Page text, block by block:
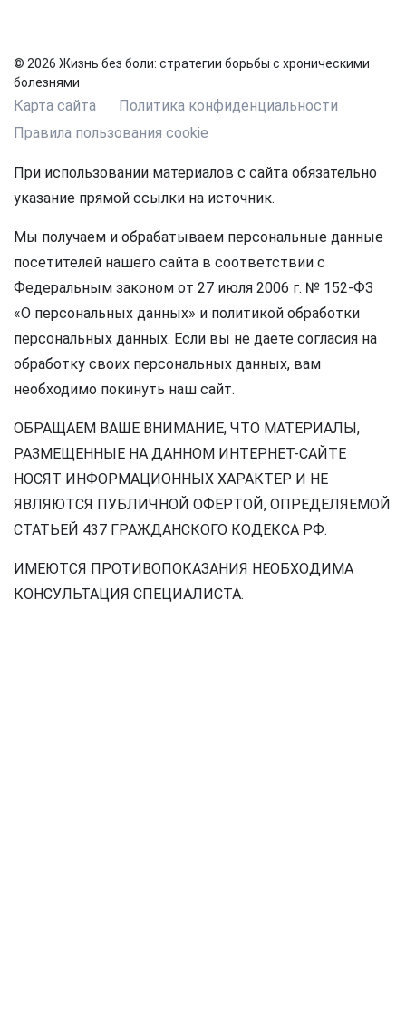
© 2026 Жизнь без боли: стратегии борьбы с хроническими
болезнями
Карта сайта
Политика конфиденциальности
Правила пользования cookie
При использовании материалов с сайта обязательно
указание прямой ссылки на источник.
Мы получаем и обрабатываем персональные данные
посетителей нашего сайта в соответствии с
Федеральным законом от 27 июля 2006 г. № 152-ФЗ
«О персональных данных» и политикой обработки
персональных данных. Если вы не даете согласия на
обработку своих персональных данных, вам
необходимо покинуть наш сайт.
ОБРАЩАЕМ ВАШЕ ВНИМАНИЕ, ЧТО МАТЕРИАЛЫ,
РАЗМЕЩЕННЫЕ НА ДАННОМ ИНТЕРНЕТ-САЙТЕ
НОСЯТ ИНФОРМАЦИОННЫХ ХАРАКТЕР И НЕ
ЯВЛЯЮТСЯ ПУБЛИЧНОЙ ОФЕРТОЙ, ОПРЕДЕЛЯЕМОЙ
СТАТЬЕЙ 437 ГРАЖДАНСКОГО КОДЕКСА РФ.
ИМЕЮТСЯ ПРОТИВОПОКАЗАНИЯ НЕОБХОДИМА
КОНСУЛЬТАЦИЯ СПЕЦИАЛИСТА.